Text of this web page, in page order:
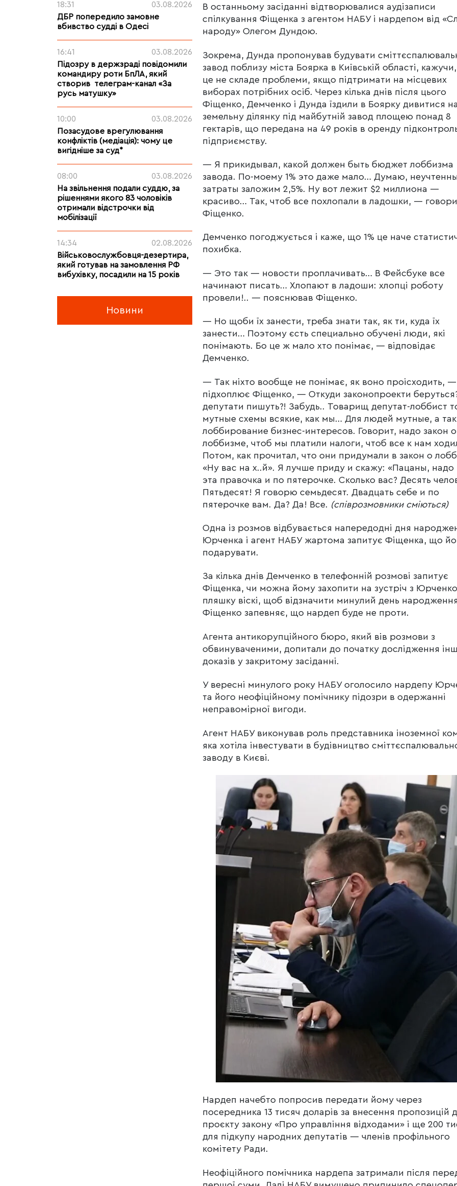
18:31
03.08.2026
ДБР попередило замовне
вбивство судді в Одесі
16:41
03.08.2026
Підозру в держзраді повідомили
командиру роти БпЛА, який
створив телеграм-канал «За
русь матушку»
10:00
03.08.2026
Позасудове врегулювання
конфліктів (медіація): чому це
вигідніше за суд*
08:00
03.08.2026
На звільнення подали суддю, за
рішеннями якого 83 чоловіків
отримали відстрочки від
мобілізації
14:34
02.08.2026
Військовослужбовця-дезертира,
який готував на замовлення РФ
вибухівку, посадили на 15 років
Новини
В останньому засіданні відтворювалися аудізаписи
спілкування Фіщенка з агентом НАБУ і нардепом від
народу» Олегом Дундою.
Зокрема, Дунда пропонував будувати
завод поблизу міста Боярка в Київській області,
це не складе проблеми, якщо підтримати на місцевих
виборах потрібних осіб. Через кілька днів після цього
Фіщенко, Демченко і Дунда їздили в Боярку дивитися
земельну ділянку під майбутній завод площею понад 8
гектарів, що передана на 49 років в оренду
підприємству.
— Я прикидывал, какой должен быть бюджет лоббизма
завода. По-моему 1% это даже мало… Думаю,
затраты заложим 2,5%. Ну вот лежит $2 миллиона —
красиво… Так, чтоб все похлопали в ладошки, —
Фіщенко.
Демченко погоджується і каже, що 1% це наче
похибка.
— Это так — новости проплачивать… В Фейсбуке все
начинают писать… Хлопают в ладоши: хлопці роботу
провели!.. — пояснював Фіщенко.
— Но щоби їх занести, треба знати так, як ти, куда їх
занести… Поэтому єсть специально обучені люди, які
понімають. Бо це ж мало хто понімає, — відповідає
Демченко.
— Так ніхто вообще не понімає, як воно проісходить, —
підхоплює Фіщенко, — Откуди законопроекти
депутати пишуть?! Забудь.. Товарищ депутат-лоббист
мутные схемы всякие, как мы… Для людей мутные, а так
лоббирование бизнес-интересов. Говорит, надо закон о
лоббизме, чтоб мы платили налоги, чтоб все к нам
Потом, как прочитал, что они придумали в закон о
«Ну вас на х..й». Я лучше приду и скажу: «Пацаны, надо
эта правочка и по пятерочке. Сколько вас? Десять
Пятьдесят! Я говорю семьдесят. Двадцать себе и по
пятерочке вам. Да? Да! Все.
(співрозмовники сміються)
Одна із розмов відбувається напередодні дня
Юрченка і агент НАБУ жартома запитує Фіщенка, що
подарувати.
За кілька днів Демченко в телефонній розмові запитує
Фіщенка, чи можна йому захопити на зустріч з
пляшку віскі, щоб відзначити минулий день
Фіщенко запевняє, що нардеп буде не проти.
Агента антикорупційного бюро, який вів розмови з
обвинуваченими, допитали до початку дослідження
доказів у закритому засіданні.
У вересні минулого року НАБУ оголосило нардепу
та його неофіційному помічнику підозри в одержанні
неправомірної вигоди.
Агент НАБУ виконував роль представника іноземної
яка хотіла інвестувати в будівництво
заводу в Києві.
Нардеп начебто попросив передати йому через
посередника 13 тисяч доларів за внесення пропозицій
проєкту закону «Про управління відходами» і ще 200
для підкупу народних депутатів — членів профільного
комітету Ради.
Неофіційного помічника нардепа затримали після